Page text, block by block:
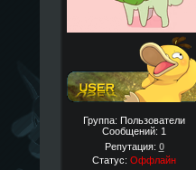
Группа: Пользователи
Сообщений: 1
Репутация: 0
Статус: Оффлайн